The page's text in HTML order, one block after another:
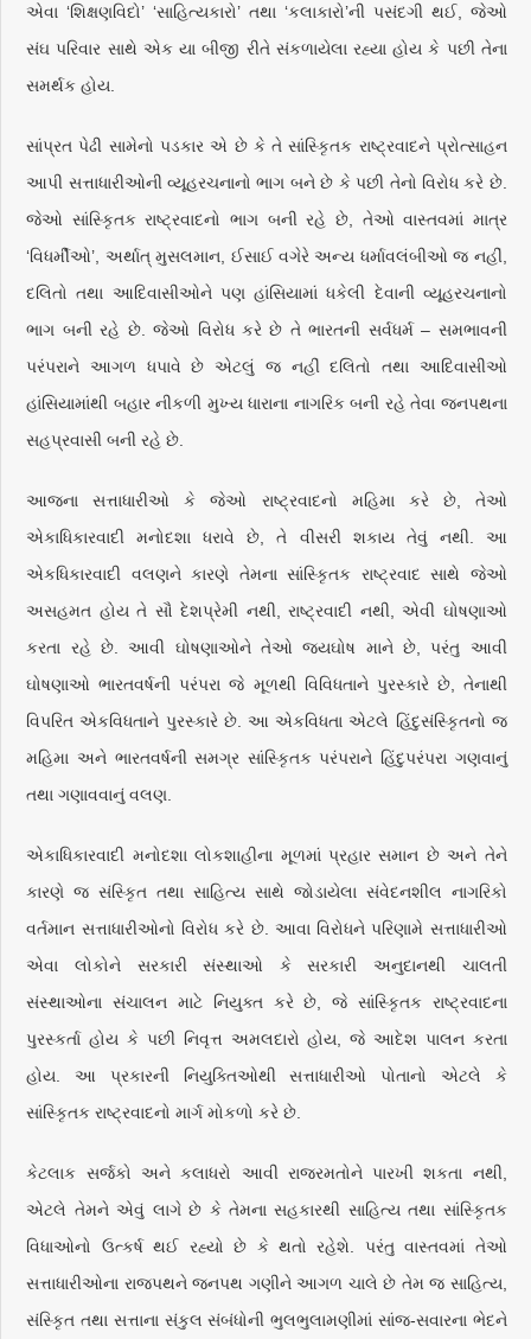
એવા ‘શિક્ષણવિદો’ ‘સાહિત્યકારો’ તથા ‘કલાકારો’ની પસંદગી થઈ, જેઓ
સંઘ પરિવાર સાથે એક યા બીજી રીતે સંકળાયેલા રહ્યા હોય કે પછી તેના
સમર્થક હોય.
સાંપ્રત પેઢી સામેનો પડકાર એ છે કે તે સાંસ્કૃિતક રાષ્ટ્રવાદને પ્રોત્સાહન
આપી સત્તાધારીઓની વ્યૂહરચનાનો ભાગ બને છે કે પછી તેનો વિરોધ કરે છે.
જેઓ સાંસ્કૃિતક રાષ્ટ્રવાદનો ભાગ બની રહે છે, તેઓ વાસ્તવમાં માત્ર
‘વિધર્મીઓ’, અર્થાત્ મુસલમાન, ઈસાઈ વગેરે અન્ય ધર્માવલંબીઓ જ નહીં,
દલિતો તથા આદિવાસીઓને પણ હાંસિયામાં ધકેલી દેવાની વ્યૂહરચનાનો
ભાગ બની રહે છે. જેઓ વિરોધ કરે છે તે ભારતની સર્વધર્મ – સમભાવની
પરંપરાને આગળ ધપાવે છે એટલું જ નહીં દલિતો તથા આદિવાસીઓ
હાંસિયામાંથી બહાર નીકળી મુખ્ય ધારાના નાગરિક બની રહે તેવા જનપથના
સહપ્રવાસી બની રહે છે.
આજના સત્તાધારીઓ કે જેઓ રાષ્ટ્રવાદનો મહિમા કરે છે, તેઓ
એકાધિકારવાદી મનોદશા ધરાવે છે, તે વીસરી શકાય તેવું નથી. આ
એકધિકારવાદી વલણને કારણે તેમના સાંસ્કૃિતક રાષ્ટ્રવાદ સાથે જેઓ
અસહમત હોય તે સૌ દેશપ્રેમી નથી, રાષ્ટ્રવાદી નથી, એવી ઘોષણાઓ
કરતા રહે છે. આવી ઘોષણાઓને તેઓ જયઘોષ માને છે, પરંતુ આવી
ઘોષણાઓ ભારતવર્ષની પરંપરા જે મૂળથી વિવિધતાને પુરસ્કારે છે, તેનાથી
વિપરિત એકવિધતાને પુરસ્કારે છે. આ એકવિધતા એટલે હિંદુસંસ્કૃિતનો જ
મહિમા અને ભારતવર્ષની સમગ્ર સાંસ્કૃિતક પરંપરાને હિંદુપરંપરા ગણવાનું
તથા ગણાવવાનું વલણ.
એકાધિકારવાદી મનોદશા લોકશાહીના મૂળમાં પ્રહાર સમાન છે અને તેને
કારણે જ સંસ્કૃિત તથા સાહિત્ય સાથે જોડાયેલા સંવેદનશીલ નાગરિકો
વર્તમાન સત્તાધારીઓનો વિરોધ કરે છે. આવા વિરોધને પરિણામે સત્તાધારીઓ
એવા લોકોને સરકારી સંસ્થાઓ કે સરકારી અનુદાનથી ચાલતી
સંસ્થાઓના સંચાલન માટે નિયુક્ત કરે છે, જે સાંસ્કૃિતક રાષ્ટ્રવાદના
પુરસ્કર્તા હોય કે પછી નિવૃત્ત અમલદારો હોય, જે આદેશ પાલન કરતા
હોય. આ પ્રકારની નિયુક્તિઓથી સત્તાધારીઓ પોતાનો એટલે કે
સાંસ્કૃિતક રાષ્ટ્રવાદનો માર્ગ મોકળો કરે છે.
કેટલાક સર્જકો અને કલાધરો આવી રાજરમતોને પારખી શકતા નથી,
એટલે તેમને એવું લાગે છે કે તેમના સહકારથી સાહિત્ય તથા સાંસ્કૃિતક
વિધાઓનો ઉત્કર્ષ થઈ રહ્યો છે કે થતો રહેશે. પરંતુ વાસ્તવમાં તેઓ
સત્તાધારીઓના રાજપથને જનપથ ગણીને આગળ ચાલે છે તેમ જ સાહિત્ય,
સંસ્કૃિત તથા સત્તાના સંકુલ સંબંધોની ભુલભુલામણીમાં સાંજ-સવારના ભેદને